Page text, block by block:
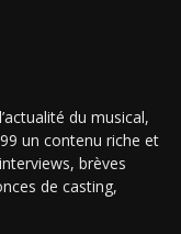
du musical,
un contenu riche et
brèves
de casting,